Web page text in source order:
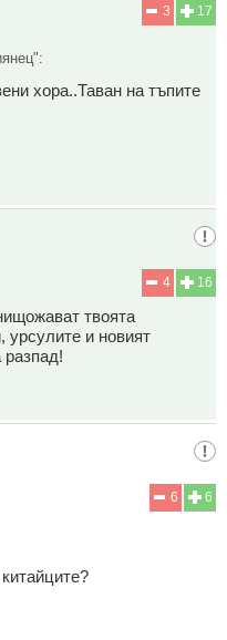
17
3
хора..Таван на тъпите
16
4
твоята
урсулите и новият
6
6